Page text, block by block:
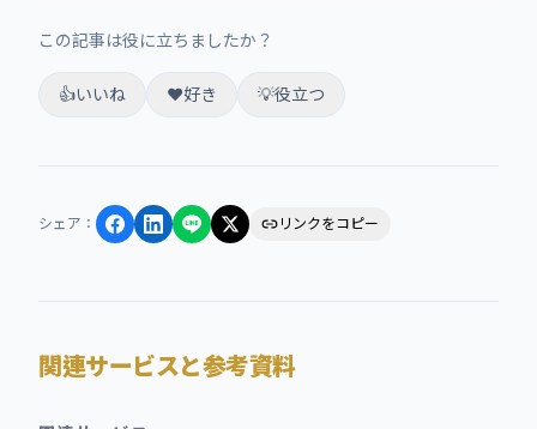
この記事は役に立ちましたか？
👍いいね ❤️好き 💡役立つ
シェア ： リンクをコピー
関連サービスと参考資料